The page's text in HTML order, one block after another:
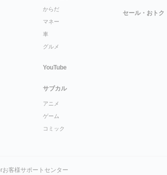
からだ
マネー
車
グルメ
YouTube
サブカル
アニメ
ゲーム
コミック
セール・おトク
お客様サポートセンター